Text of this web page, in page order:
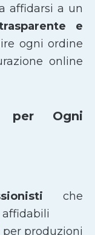
affidarsi a un
e
ogni ordine
online
per Ogni
che
per produzioni